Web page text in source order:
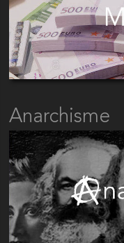
Anarchisme